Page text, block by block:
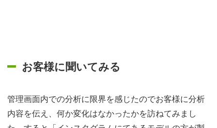
お客様に聞いてみる
管理画面内での分析に限界を感じたのでお客様に分析
内容を伝え、何か変化はなかったかを訪ねてみまし